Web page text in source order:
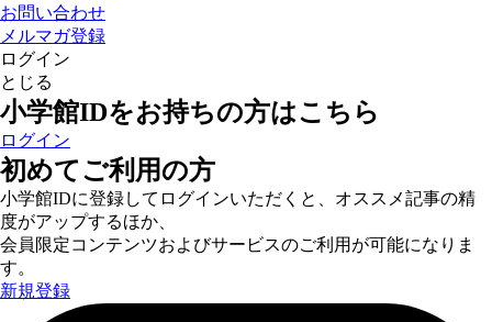
お問い合わせ
メルマガ登録
ログイン
とじる
小学館IDをお持ちの方はこちら
ログイン
初めてご利用の方
小学館IDに登録してログインいただくと、オススメ記事の精
度がアップするほか、
会員限定コンテンツおよびサービスのご利用が可能になりま
す。
新規登録